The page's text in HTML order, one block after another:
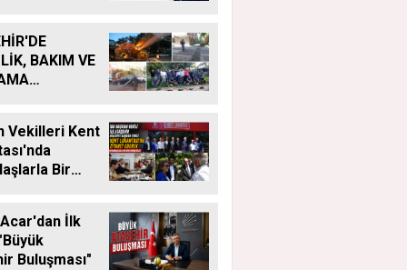
BAKIM VE
Vekilleri Kent
Bir
İlk
Buluşması"